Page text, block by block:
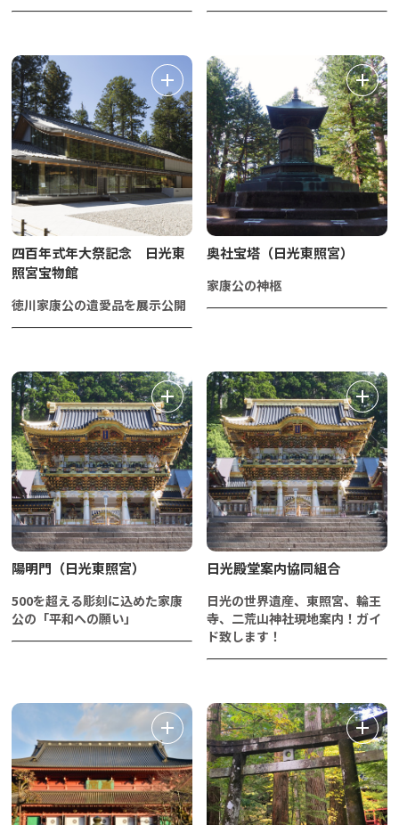
四百年式年大祭記念 日光東
照宮宝物館
徳川家康公の遺愛品を展示公開
奥社宝塔（日光東照宮）
家康公の神柩
陽明門（日光東照宮）
500を超える彫刻に込めた家康
公の「平和への願い」
日光殿堂案内協同組合
日光の世界遺産、東照宮、輪王
寺、二荒山神社現地案内！ガイ
ド致します！